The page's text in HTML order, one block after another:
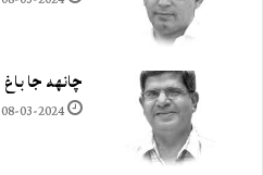
چانهه جا باغ
08-03-2024